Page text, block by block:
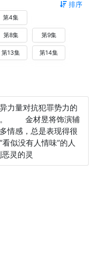
排序
第4集
第8集 第9集
第13集 第14集
力量对抗犯罪势力的
。 金材昱将饰演辅
情感，总是表现得很
似没有人情味”的人
灵的灵